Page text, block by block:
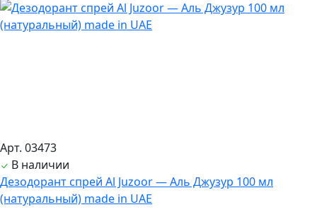
Арт. 03473
В наличии
Дезодорант спрей Al Juzoor — Аль Джузур 100 мл
(натуральный) made in UAE